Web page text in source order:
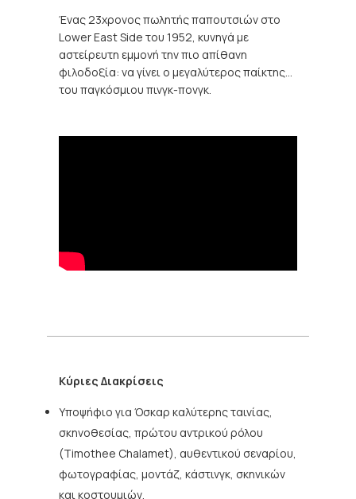
Ένας 23χρονος πωλητής παπουτσιών στο
Lower East Side του 1952, κυνηγά με
αστείρευτη εμμονή την πιο απίθανη
φιλοδοξία: να γίνει ο μεγαλύτερος παίκτης…
του παγκόσμιου πινγκ-πονγκ.
Κύριες Διακρίσεις
Υποψήφιο για Όσκαρ καλύτερης ταινίας,
σκηνοθεσίας, πρώτου αντρικού ρόλου
(Timothee Chalamet), αυθεντικού σεναρίου,
φωτογραφίας, μοντάζ, κάστινγκ, σκηνικών
και κοστουμιών.